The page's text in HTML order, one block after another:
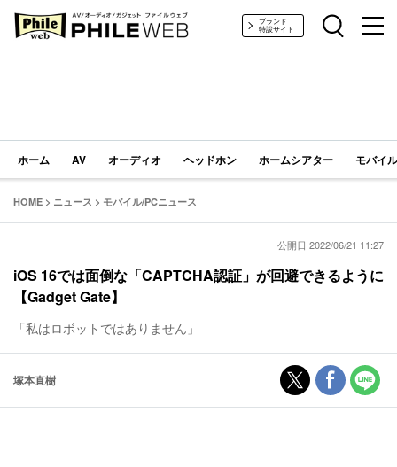
PHILE WEB｜AV/オーディオ/ガジェットブランド
特設サイト
ホーム AV オーディオ ヘッドホン ホームシアター モバイ
HOME > ニュース > モバイル/PCニュース
公開日 2022/06/21 11:27
iOS 16では面倒な「CAPTCHA認証」が回避できるように
【Gadget Gate】
「私はロボットではありません」
塚本直樹